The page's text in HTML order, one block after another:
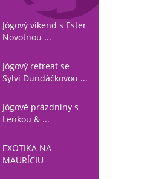
Jógový víkend s Ester
Novotnou ...
Jógový retreat se
Sylvi Dundáčkovou ...
Jógové prázdniny s
Lenkou & ...
EXOTIKA NA
MAURÍCIU